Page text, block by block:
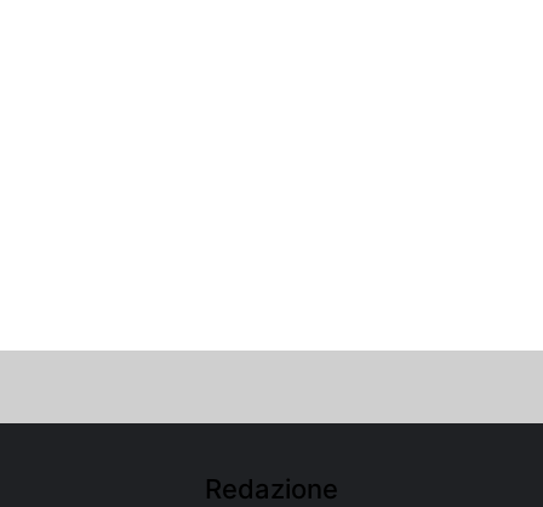
Redazione